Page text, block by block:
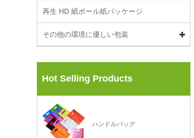
再生 HD 紙ボール紙パッケージ
その他の環境に優しい包装
Hot Selling Products
ハンドルバッグ